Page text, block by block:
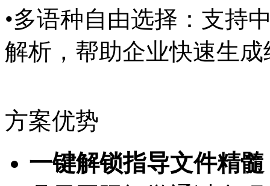
•多语种自由选择：支持
解析，帮助企业快速生
方案优势
一键解锁指导文件精髓